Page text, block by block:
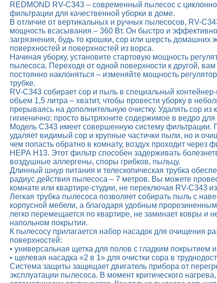
REDMOND RV-С343 – современный пылесос с
фильтрации для качественной уборки в доме.
В отличие от вертикальных и ручных пылесосов, RV-
мощность всасывания – 360 Вт. Он быстро и
загрязнения, будь то крошки, сор или шерсть домашних
поверхностей и поверхностей из ворса.
Начиная уборку, установите стартовую мощность
пылесоса. Переходя от одной поверхности к другой,
постоянно наклоняться – изменяйте мощность
трубке.
RV-С343 собирает сор и пыль в специальный
объем 1,5 литра – хватит, чтобы провести уборку в
прерываясь на дополнительную очистку. Удалять сор из
гигиенично: просто вытряхните содержимое в ведро
Модель С343 имеет совершенную систему фильтрации.
удаляет видимый сор и крупные частички пыли, но и
чем попасть обратно в комнату, воздух проходит через
НЕРА Н13. Этот фильтр способен задерживать
воздушные аллергены, споры грибков, пыльцу.
Длинный шнур питания и телескопическая трубка
радиус действия пылесоса – 7 метров. Вы можете
комнате или квартире-студии, не переключая RV-С343 из
Легкая трубка пылесоса позволяет собирать пыль с
корпусной мебели, а благодаря удобным
легко перемещается по квартире, не заминает ковры и
напольном покрытии.
К пылесосу прилагается набор насадок для очищения
поверхностей:
• универсальная щетка для полов с гладким покрытием
• щелевая насадка «2 в 1» для очистки сора в
Система защиты защищает двигатель прибора от
эксплуатации пылесоса. В момент критического нагрева,